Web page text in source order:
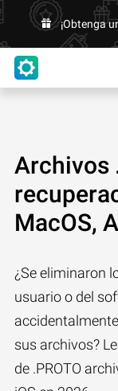
¡Obtenga
Archivos
MacOS,
¿Se eliminaron
usuario o del
sus archivos?
de .PROTO